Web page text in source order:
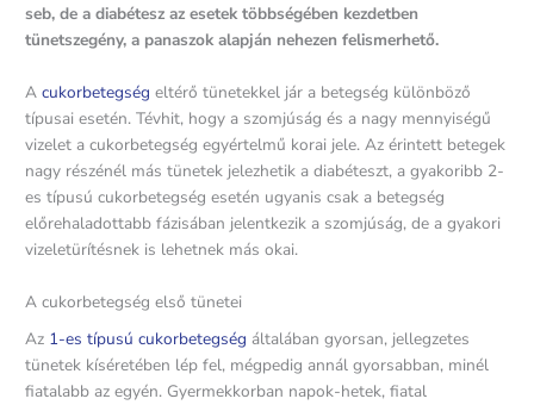
seb, de a diabétesz az esetek többségében kezdetben
tünetszegény, a panaszok alapján nehezen felismerhető.
Acukorbetegség eltérő tünetekkel jár a betegség különböző
típusai esetén. Tévhit, hogy a szomjúság és a nagy mennyiségű
vizelet a cukorbetegség egyértelmű korai jele. Az érintett betegek
nagy részénél más tünetek jelezhetik a diabéteszt, a gyakoribb 2-
es típusú cukorbetegség esetén ugyanis csak a betegség
előrehaladottabb fázisában jelentkezik a szomjúság, de a gyakori
vizeletürítésnek is lehetnek más okai.
A cukorbetegség első tünetei
Az 1-es típusú cukorbetegség általában gyorsan, jellegzetes
tünetek kíséretében lép fel, mégpedig annál gyorsabban, minél
fiatalabb az egyén. Gyermekkorban napok-hetek, fiatal